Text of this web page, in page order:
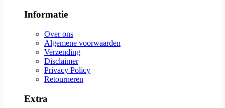
Informatie
Over ons
Algemene voorwaarden
Verzending
Disclaimer
Privacy Policy
Retourneren
Extra